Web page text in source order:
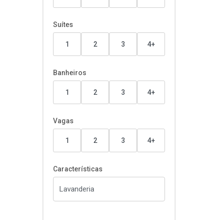
Suítes
1 2 3 4+
Banheiros
1 2 3 4+
Vagas
1 2 3 4+
Características